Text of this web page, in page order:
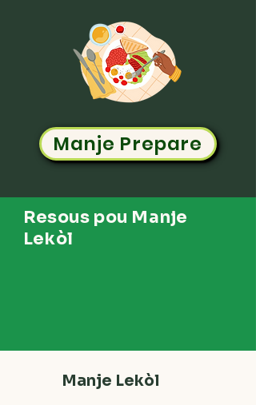
Manje Prepare
Resous pou Manje
Lekòl
Manje Lekòl